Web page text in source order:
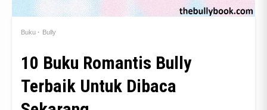
Buku Bully
10 Buku Romantis Bully
Terbaik Untuk Dibaca